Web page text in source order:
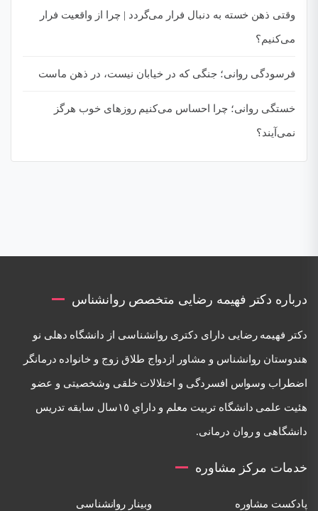
وقتی ذهن خسته به دنبال فرار می‌گردد | چرا از واقعیت فرار
می‌کنیم؟
فرسودگی روانی؛ جنگی که در خیابان نیست، در ذهن ماست
خستگی روانی؛ چرا احساس می‌کنیم روزهای خوب هرگز
نمی‌آیند؟
درباره دکتر فهیمه رضایی متخصص روانشناس
دكتر فهيمه رضايی دارای دكتری روانشناسی از دانشگاه دهلی نو
هندوستان روانشناس و مشاور ازدواج طلاق زوج و خانواده درمانگر
اضطراب وسواس افسردگی و اختلالات خلقی وشخصيتی و عضو
هئيت علمی دانشگاه تربيت معلم و داراي ١٥سال سابقه تدريس
دانشگاهی و روان درمانی.
خدمات مرکز مشاوره
پادکست مشاوره وبینار روانشناسی